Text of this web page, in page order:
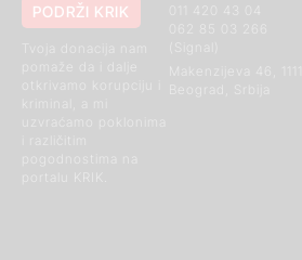
011 420 43 04
Makenzijeva 46, 11111
PODRŽI KRIK
otkrivamo korupciju i
kriminal, a mi
uzvraćamo poklonima
i različitim
pogodnostima na
portalu KRIK.